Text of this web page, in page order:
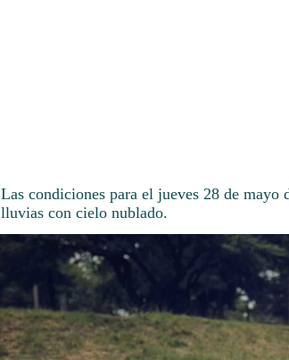
Las condiciones para el jueves 28 de
lluvias con cielo nublado.